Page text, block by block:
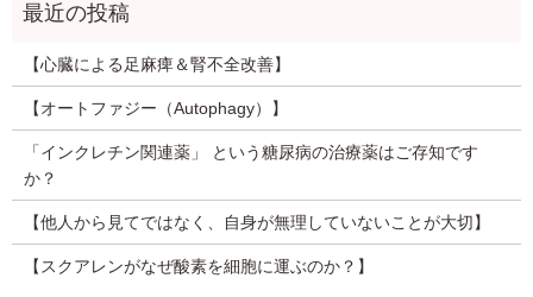
【心臓による足麻痺＆腎不全改善】
【オートファジー（Autophagy）】
「インクレチン関連薬」 という糖尿病の治療薬はご存知です
か？
【他人から見てではなく、自身が無理していないことが大切】
【スクアレンがなぜ酸素を細胞に運ぶのか？】